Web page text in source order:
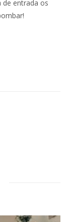
de entrada os